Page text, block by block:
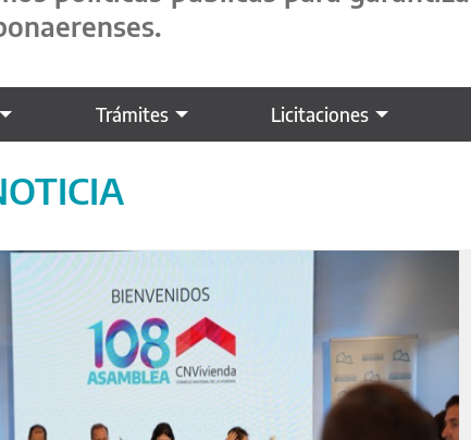
Trámites Licitaciones